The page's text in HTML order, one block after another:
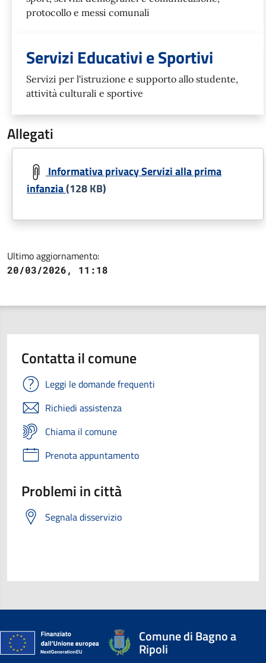
protocollo e messi comunali
Servizi Educativi e Sportivi
Servizi per l'istruzione e supporto allo studente,
attività culturali e sportive
Allegati
Document
Informativa privacy Servizi alla prima
infanzia(128 KB)
Ultimo aggiornamento:
20/03/2026, 11:18
Contatta il comune
Leggi le domande frequenti
Richiedi assistenza
Chiama il comune
Prenota appuntamento
Problemi in città
Segnala disservizio
Comune di Bagno a
Ripoli